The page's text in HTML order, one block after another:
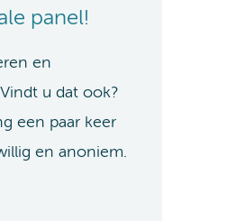
panel!
en
u dat ook?
een paar keer
en anoniem.